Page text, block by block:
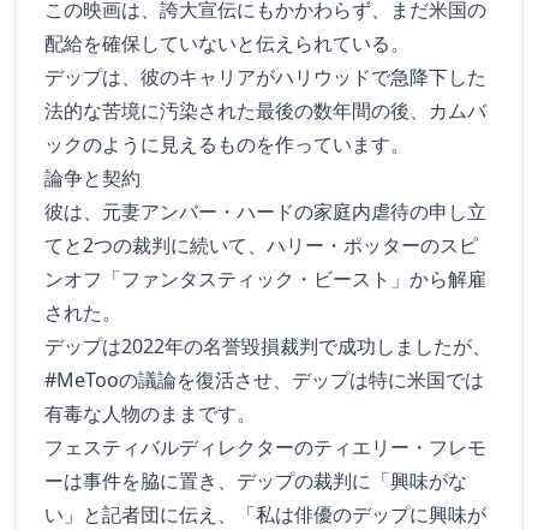
この映画は、誇大宣伝にもかかわらず、まだ米国の
配給を確保していないと伝えられている。
デップは、彼のキャリアがハリウッドで急降下した
法的な苦境に汚染された最後の数年間の後、カムバ
ックのように見えるものを作っています。
論争と契約
彼は、元妻アンバー・ハードの家庭内虐待の申し立
てと2つの裁判に続いて、ハリー・ポッターのスピ
ンオフ「ファンタスティック・ビースト」から解雇
された。
デップは2022年の名誉毀損裁判で成功しましたが、
#MeTooの議論を復活させ、デップは特に米国では
有毒な人物のままです。
フェスティバルディレクターのティエリー・フレモ
ーは事件を脇に置き、デップの裁判に「興味がな
い」と記者団に伝え、「私は俳優のデップに興味が